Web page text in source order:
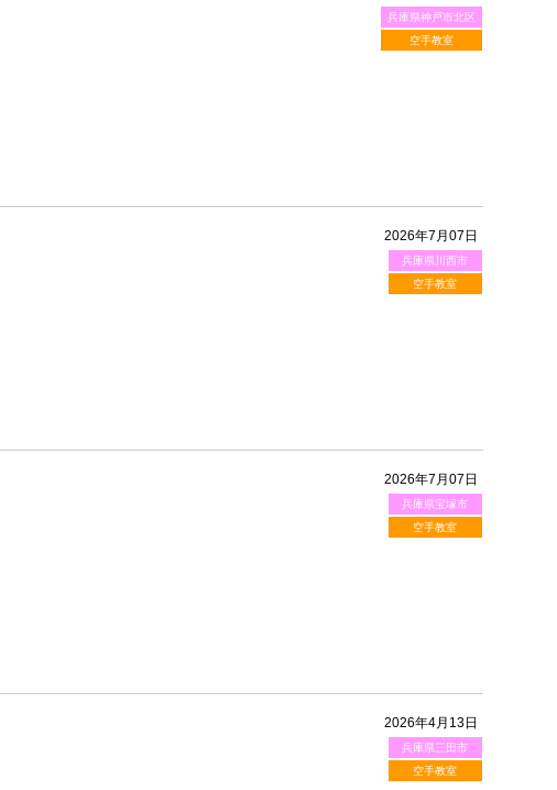
兵庫県神戸市北区
空手教室
2026年7月07日
兵庫県川西市
空手教室
2026年7月07日
兵庫県宝塚市
空手教室
2026年4月13日
兵庫県三田市
空手教室